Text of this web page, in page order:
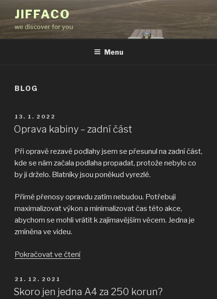
obsahu
webu
JIFFACO
we discover for you
Menu
BLOG
PUBLIKOVÁNO
13. 1. 2022
Oprava kabiny – zadní část
Při opravě rezavé podlahy jsem se přesunul na zadní část,
kde se nám začala podlaha propadat, protože nebylo co
by ji drželo. Blatníky jsou poněkud vyrezlé.
Přímé přenosy opravdu zatím nebudou. Potřebuji
maximalizovat výkon a minimalizovat čas této akce,
abychom se mohli vrátit k zajímavějším věcem. Jedna je
zmíněna ve videu.
Pokračovat ve čtení„Oprava
zadní
PUBLIKOVÁNO
21. 12. 2021
Skoro jen jedna A4 za 250 korun?